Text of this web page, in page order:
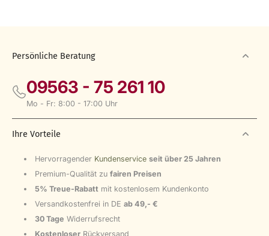
Persönliche Beratung
09563 - 75 261 10
Mo - Fr: 8:00 - 17:00 Uhr
Ihre Vorteile
Hervorragender Kundenservice seit über 25 Jahren
Premium-Qualität zu fairen Preisen
5% Treue-Rabatt mit kostenlosem Kundenkonto
Versandkostenfrei in DE ab 49,- €
30 Tage Widerrufsrecht
KostenloserRückversand